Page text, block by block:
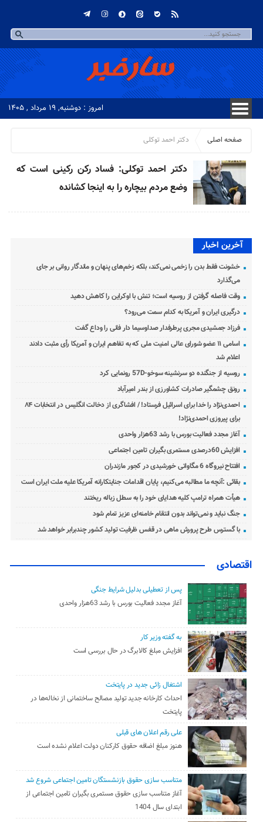
امروز : دوشنبه, ۱۹ مرداد , ۱۴۰۵
صفحه اصلی دکتر احمد توکلی
دکتر احمد توکلی: فساد رکن رکینی است که
وضع مردم بیچاره را به اینجا کشانده
آخرین اخبار
خشونت فقط بدن را زخمی نمی‌کند، بلکه زخم‌های پنهان و ماندگار روانی بر جای
می‌گذارد
وقت فاصله گرفتن از روسیه است؛ تنش با اوکراین را کاهش دهید
درگیری ایران و آمریکا به کدام سمت می‌رود؟
فرزاد جمشیدی مجری پرطرفدار صداوسیما دار فانی را وداع گفت
اسامی ۱۱ عضو شورای عالی امنیت ملی که به تفاهم ایران و آمریکا رأی مثبت دادند
اعلام شد
روسیه از جنگنده دو سرنشینه سوخو-57D رونمایی کرد
رونق چشمگیر صادرات کشاورزی از بندر امیرآباد
احمدی‌نژاد را خدا برای اسرائیل فرستاد! / افشاگری از دخالت انگلیس در انتخابات ۸۴
برای پیروزی احمدی‌نژاد!
آغاز مجدد فعالیت بورس با رشد 63هزار واحدی
افزایش 60درصدی مستمری بگیران تامین اجتماعی
افتتاح نیروگاه 6 مگاواتی خورشیدی در کجور مازندران
بقائی :آنچه ما مطالبه می‌کنیم، پایان اقدامات جنایتکارانه آمریکا علیه ملت ایران است
هیأت همراه ترامپ کلیه هدایای خود را به سطل زباله ریختند
جنگ نباید و نمی‌تواند بدون انتقام خامنه‌ای عزیز تمام شود
با گسترس طرح پرورش ماهی در قفس ظرفیت تولید کشور چندبرابر خواهد شد
اقتصادی
پس از تعطیلی بدلیل شرایط جنگی
آغاز مجدد فعالیت بورس با رشد 63هزار واحدی
به گفته وزیر کار
افزایش مبلغ کالابرگ در حال بررسی است
اشتغال زائی جدید در پایتخت
احداث کارخانه جدید تولید مصالح ساختمانی از نخاله‌ها در
پایتخت
علی رقم اعلان های قبلی
هنوز مبلغ اضافه حقوق کارکنان دولت اعلام نشده است
متناسب سازی حقوق بازنشستگان تامین اجتماعی شروع شد
آغاز متناسب سازی حقوق مستمری بگیران تامین اجتماعی از
ابتدای سال 1404